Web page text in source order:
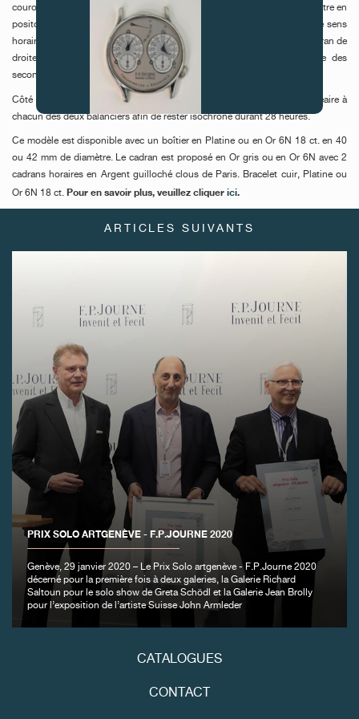
couronne maintenant placée à 2 heures facilitant le remontage de la montre en
positon 0. La mise à l‘heure se fait en position 2 de la couronne, dans le sens
horaire pour le cadran de gauche et dans le sens
pour le cadran de
droite. La couronne à 4 heures permet la remise à zéro simultanée des
secondes.
Côté mouvement, 2 «Remontoirs d’Égalités» transmettent une force linéaire à
chacun des deux balanciers afin de rester isochrone durant 28 heures.
Ce modèle est disponible avec un boîtier en Platine ou en Or 6N 18 ct. en 40
ou 42 mm de diamètre. Le cadran est proposé en Or gris ou en Or 6N avec 2
cadrans horaires en Argent guilloché clous de Paris. Bracelet cuir, Platine ou
Or 6N 18 ct. Pour en savoir plus, veuillez cliquer ici.
ARTICLES SUIVANTS
PRIX SOLO ARTGENÈVE - F.P.JOURNE 2020
Genève, 29 janvier 2020 – Le Prix Solo artgenève - F.P.Journe 2020
décerné pour la première fois à deux galeries, la Galerie Richard
Saltoun pour le solo show de Greta Schödl et la Galerie Jean Brolly
pour l’exposition de l’artiste Suisse John Armleder
CATALOGUES
CONTACT
FAUX